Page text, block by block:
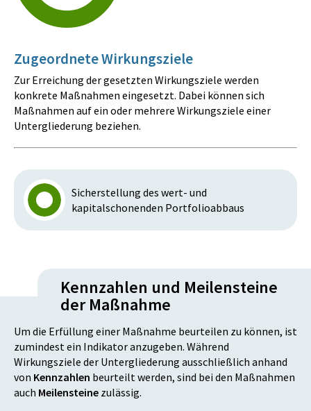
Zugeordnete Wirkungsziele
Zur Erreichung der gesetzten Wirkungsziele werden
konkrete Maßnahmen eingesetzt. Dabei können sich
Maßnahmen auf ein oder mehrere Wirkungsziele einer
Untergliederung beziehen.
Sicherstellung des wert- und
kapitalschonenden Portfolioabbaus
Kennzahlen und Meilensteine
der Maßnahme
Um die Erfüllung einer Maßnahme beurteilen zu können, ist
zumindest ein Indikator anzugeben. Während
Wirkungsziele der Untergliederung ausschließlich anhand
von Kennzahlen beurteilt werden, sind bei den Maßnahmen
auch Meilensteine zulässig.